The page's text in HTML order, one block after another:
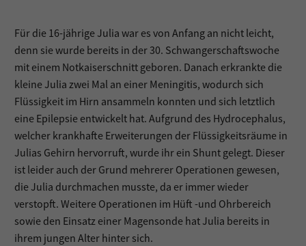
Für die 16-jährige Julia war es von Anfang an nicht leicht,
denn sie wurde bereits in der 30. Schwangerschaftswoche
mit einem Notkaiserschnitt geboren. Danach erkrankte die
kleine Julia zwei Mal an einer Meningitis, wodurch sich
Flüssigkeit im Hirn ansammeln konnten und sich letztlich
eine Epilepsie entwickelt hat. Aufgrund des Hydrocephalus,
welcher krankhafte Erweiterungen der Flüssigkeitsräume in
Julias Gehirn hervorruft, wurde ihr ein Shunt gelegt. Dieser
ist leider auch der Grund mehrerer Operationen gewesen,
die Julia durchmachen musste, da er immer wieder
verstopft. Weitere Operationen im Hüft -und Ohrbereich
sowie den Einsatz einer Magensonde hat Julia bereits in
ihrem jungen Alter hinter sich.